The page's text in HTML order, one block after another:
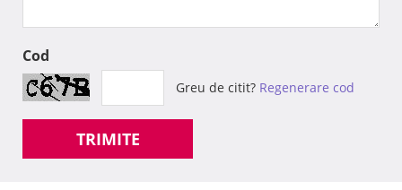
Cod
Greu de citit? Regenerare cod
TRIMITE